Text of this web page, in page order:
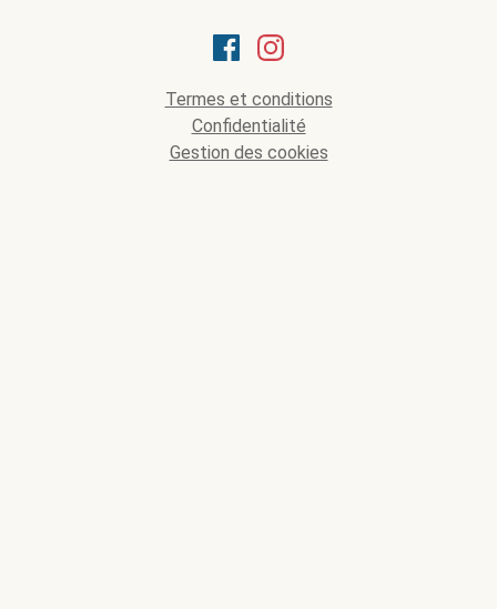
Termes et conditions
Confidentialité
Gestion des cookies